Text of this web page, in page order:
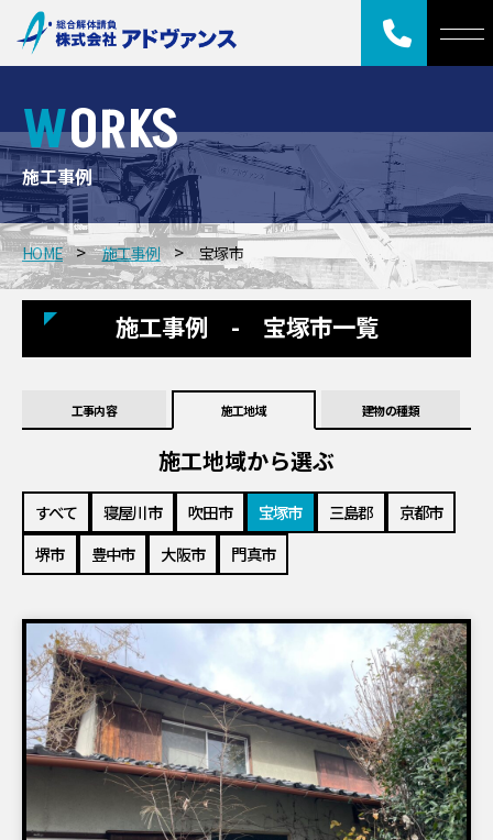
WORKS
施工事例
HOME 施工事例 宝塚市
施工事例 - 宝塚市一覧
工事内容 施工地域
施工地域から選ぶ
すべて 寝屋川市 吹田市 宝塚市 三島郡
京都市
堺市
豊中市 大阪市 門真市
建物の種類
建物解体工事